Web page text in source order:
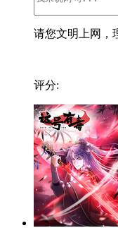
请您文明上网，
评分: